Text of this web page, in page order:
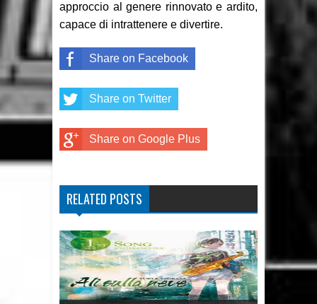
approccio al genere rinnovato e ardito,
capace di intrattenere e divertire.
Share on Facebook
Share on Twitter
Share on Google Plus
RELATED POSTS